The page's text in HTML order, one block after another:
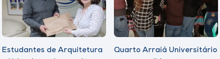
Estudantes de Arquitetura
Quarto Arraiá Universitário